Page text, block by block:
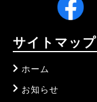
サイトマップ
ホーム
お知らせ